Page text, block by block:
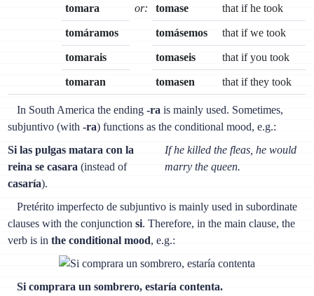
tomara or: tomase that if he took
tomáramos tomásemos that if we took
tomarais tomaseis that if you took
tomaran tomasen that if they took
In South America the ending -ra is mainly used. Sometimes,
subjuntivo (with-ra) functions as the conditional mood, e.g.:
Si las pulgas matara con la
reina se casara (instead of
casaría).
If he killed the fleas, he would
marry the queen.
Pretérito imperfecto de subjuntivo is mainly used in subordinate
clauses with the conjunctionsi. Therefore, in the main clause, the
verb is inthe conditional mood, e.g.:
Si comprara un sombrero, estaría contenta.